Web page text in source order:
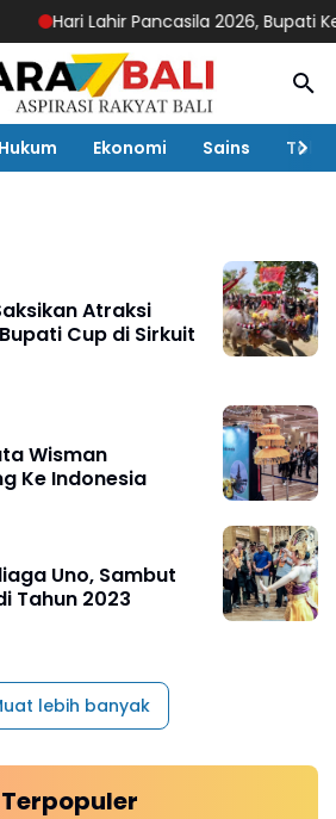
Hari Lahir Pancasila 2026, Bupati
Hukum Ekonomi Sains
Atraksi
Cup di Sirkuit
Wisman
Ke Indonesia
Uno, Sambut
Tahun 2023
lebih banyak
Terpopuler